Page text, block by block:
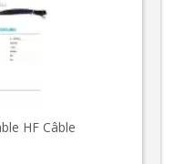
HF Câble